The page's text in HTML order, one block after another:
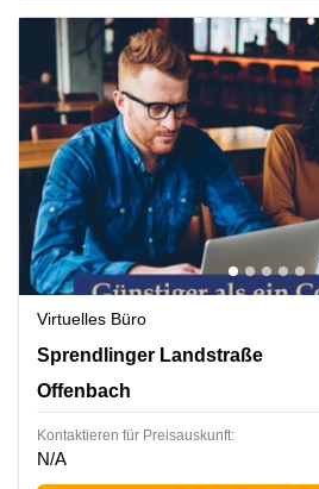
Virtuelles Büro
Sprendlinger Landstr. 180,
Sprendlinger Landstraße
Offenbach
Kontaktieren für Preisauskunft:
N/A